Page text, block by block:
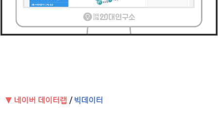
▼ 네이버 데이터랩 / 빅데이터